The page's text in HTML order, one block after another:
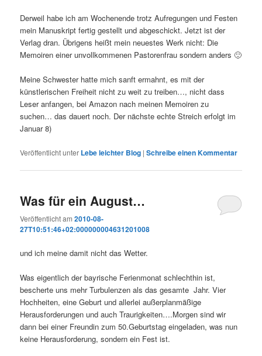
Derweil habe ich am Wochenende trotz Aufregungen und Festen
mein Manuskript fertig gestellt und abgeschickt. Jetzt ist der
Verlag dran. Übrigens heißt mein neuestes Werk nicht: Die
Memoiren einer unvollkommenen Pastorenfrau sondern anders 🙂
Meine Schwester hatte mich sanft ermahnt, es mit der
künstlerischen Freiheit nicht zu weit zu treiben…, nicht dass
Leser anfangen, bei Amazon nach meinen Memoiren zu
suchen… das dauert noch. Der nächste echte Streich erfolgt im
Januar 8)
Veröffentlicht unter Lebe leichter Blog |Schreibe einen Kommentar
Was für ein August…
Veröffentlicht am2010-08-
27T10:51:46+02:000000004631201008
und ich meine damit nicht das Wetter.
Was eigentlich der bayrische Ferienmonat schlechthin ist,
bescherte uns mehr Turbulenzen als das gesamte Jahr. Vier
Hochheiten, eine Geburt und allerlei außerplanmäßige
Herausforderungen und auch Traurigkeiten….Morgen sind wir
dann bei einer Freundin zum 50.Geburtstag eingeladen, was nun
keine Herausforderung, sondern ein Fest ist.